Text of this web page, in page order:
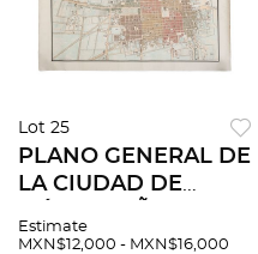
Lot 25
PLANO GENERAL DE
LA CIUDAD DE
México: Litoa. de
Estimate
MXN$12,000 - MXN$16,000